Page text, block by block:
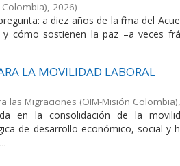
, 2026)
a diez años de la firma del
y cómo sostienen la paz –a veces
LA MOVILIDAD LABORAL
las Migraciones (OIM-Misión Colombia),
en la consolidación de la
de desarrollo económico, social y